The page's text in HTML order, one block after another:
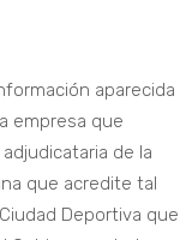
aparecida
empresa que
de la
que acredite tal
Deportiva que